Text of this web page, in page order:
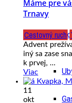
Máme pre
Trnavy
Cestovný ruch
Advent
iný sa zase
k prvej, ...
Viac
11
okt